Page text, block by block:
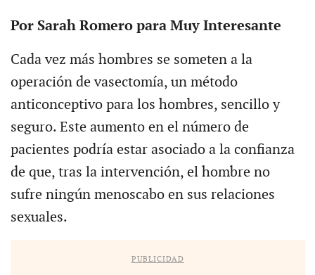
Por Sarah Romero para Muy Interesante
Cada vez más hombres se someten a la
operación de vasectomía, un método
anticonceptivo para los hombres, sencillo y
seguro. Este aumento en el número de
pacientes podría estar asociado a la confianza
de que, tras la intervención, el hombre no
sufre ningún menoscabo en sus relaciones
sexuales.
PUBLICIDAD